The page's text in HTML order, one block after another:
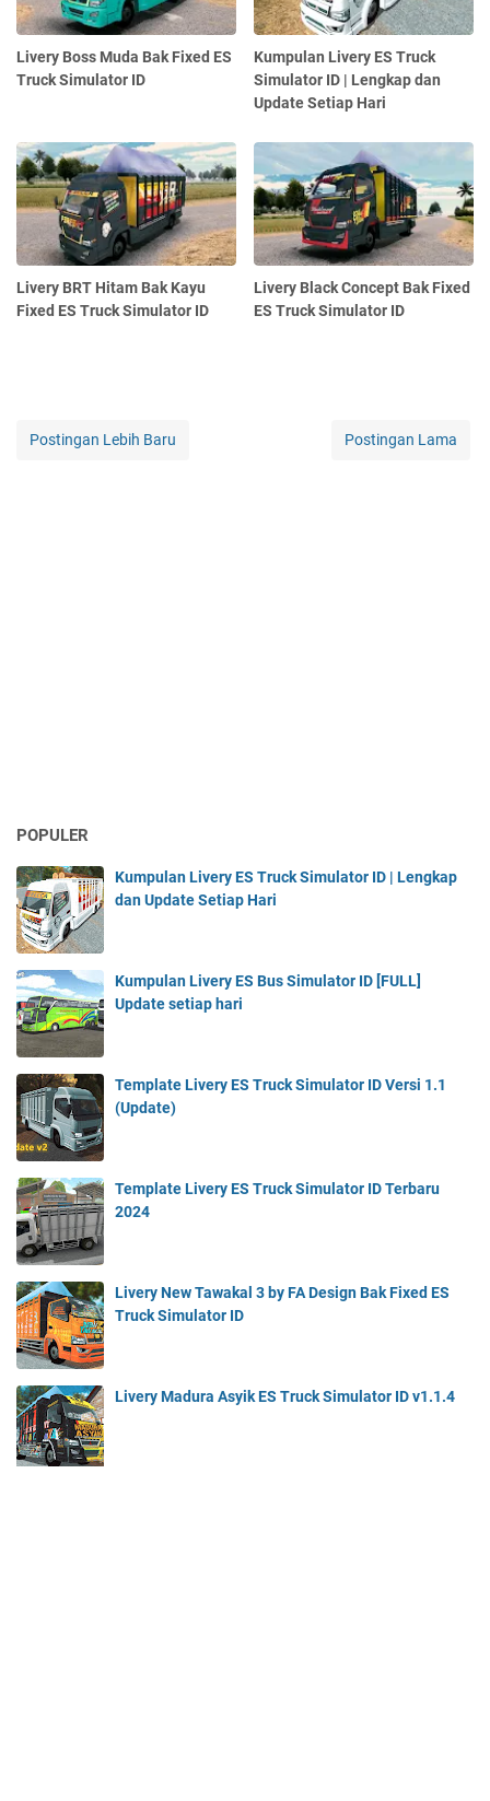
Livery Boss Muda Bak Fixed ES
Truck Simulator ID
Kumpulan Livery ES Truck
Simulator ID | Lengkap dan
Update Setiap Hari
Livery BRT Hitam Bak Kayu
Fixed ES Truck Simulator ID
Livery Black Concept Bak Fixed
ES Truck Simulator ID
Postingan Lebih Baru Postingan Lama
POPULER
Kumpulan Livery ES Truck Simulator ID | Lengkap
dan Update Setiap Hari
Kumpulan Livery ES Bus Simulator ID [FULL]
Update setiap hari
Template Livery ES Truck Simulator ID Versi 1.1
(Update)
Template Livery ES Truck Simulator ID Terbaru
2024
Livery New Tawakal 3 by FA Design Bak Fixed ES
Truck Simulator ID
Livery Madura Asyik ES Truck Simulator ID v1.1.4